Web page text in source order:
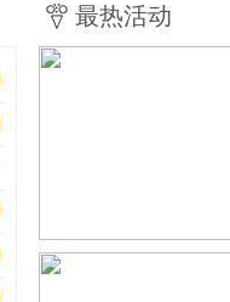
最热活动